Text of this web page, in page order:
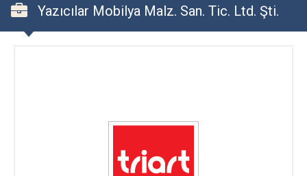
Yazıcılar Mobilya Malz. San. Tic. Ltd. Şti.